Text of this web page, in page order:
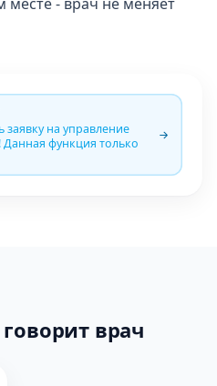
заявку на управление
функция только
врач